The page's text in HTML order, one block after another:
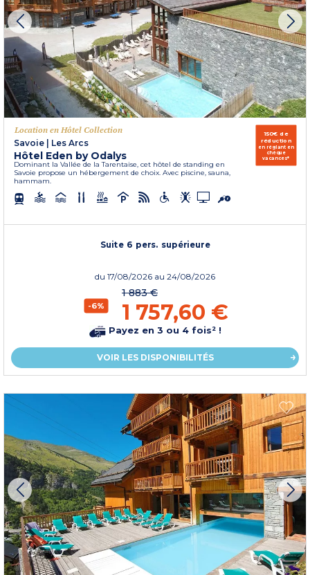
Location en Hôtel Collection
Savoie
Les Arcs
Hôtel Eden by Odalys
Dominant la Vallée de la Tarentaise, cet hôtel de standing en
Savoie propose un hébergement de choix. Avec piscine, sauna,
hammam.
150€ de
réduction
en réglant en
chèque
vacances*
Suite 6 pers. supérieure
du 17/08/2026 au 24/08/2026
-6%
1 883 €
1 757,60 €
Payez en 3 ou 4 fois² !
VOIR LES DISPONIBILITÉS